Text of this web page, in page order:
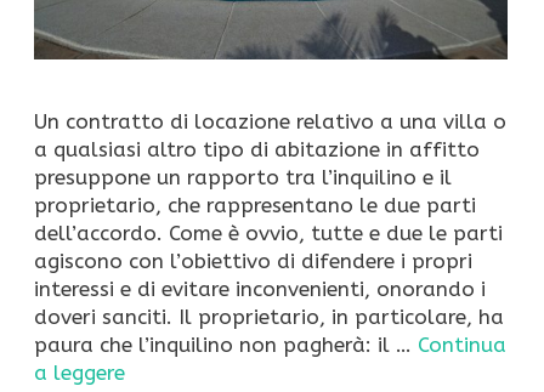
Un contratto di locazione relativo a una villa o
a qualsiasi altro tipo di abitazione in affitto
presuppone un rapporto tra l’inquilino e il
proprietario, che rappresentano le due parti
dell’accordo. Come è ovvio, tutte e due le parti
agiscono con l’obiettivo di difendere i propri
interessi e di evitare inconvenienti, onorando i
doveri sanciti. Il proprietario, in particolare, ha
paura che l’inquilino non pagherà: il … Continua
a leggere